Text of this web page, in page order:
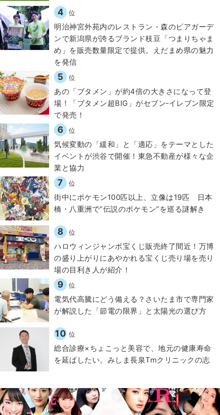
4 位
明治神宮外苑内のレストラン・森のビアガーデ
ンで新潟県が誇るブランド枝豆「つまりちゃま
め」を販売数量限定で提供。えだまめ県の魅力
を発信
5 位
あの「ブタメン」が約4倍の大きさになって登
場！「ブタメン超BIG」がセブン‐イレブン限定
で発売！
6 位
気候変動の「緩和」と「適応」をテーマとした
イベントが渋谷で開催！東急不動産が様々な企
業と協力
7 位
街中にポケモン100匹以上、立像は19匹 日本
橋・八重洲で“伝説のポケモン”を巡る謎解き
8 位
ハロウィンジャンボ宝くじ販売終了間近！万博
の盛り上がりにあやかれる宝くじ売り場を売り
場の目利き人が紹介！
9 位
電気代高騰にどう備える？さいたま市で専門家
が解説した「節電の限界」と太陽光の選び方
10 位
総合診療×ちょこっと美容で、地元の健康寿命
を延ばしたい。みしま長泉Tmクリニックの志